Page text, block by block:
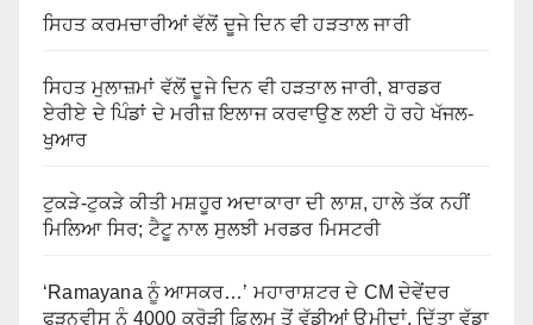
ਸਿਹਤ ਕਰਮਚਾਰੀਆਂ ਵੱਲੋਂ ਦੂਜੇ ਦਿਨ ਵੀ ਹੜਤਾਲ ਜਾਰੀ
ਸਿਹਤ ਮੁਲਾਜ਼ਮਾਂ ਵੱਲੋਂ ਦੂਜੇ ਦਿਨ ਵੀ ਹੜਤਾਲ ਜਾਰੀ, ਬਾਰਡਰ
ਏਰੀਏ ਦੇ ਪਿੰਡਾਂ ਦੇ ਮਰੀਜ਼ ਇਲਾਜ ਕਰਵਾਉਣ ਲਈ ਹੋ ਰਹੇ ਖੱਜਲ-
ਖੁਆਰ
ਟੁਕੜੇ-ਟੁਕੜੇ ਕੀਤੀ ਮਸ਼ਹੂਰ ਅਦਾਕਾਰਾ ਦੀ ਲਾਸ਼, ਹਾਲੇ ਤੱਕ ਨਹੀਂ
ਮਿਲਿਆ ਸਿਰ; ਟੈਟੂ ਨਾਲ ਸੁਲਝੀ ਮਰਡਰ ਮਿਸਟਰੀ
‘Ramayana ਨੂੰ ਆਸਕਰ…’ ਮਹਾਰਾਸ਼ਟਰ ਦੇ CM ਦੇਵੇਂਦਰ
ਫੜਨਵੀਸ ਨੂੰ 4000 ਕਰੋੜੀ ਫ਼ਿਲਮ ਤੋਂ ਵੱਡੀਆਂ ਉਮੀਦਾਂ, ਦਿੱਤਾ ਵੱਡਾ